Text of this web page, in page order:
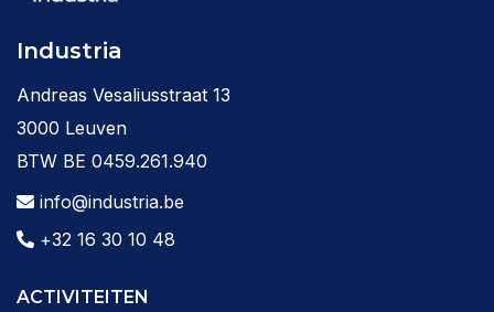
Industria
Andreas Vesaliusstraat 13
3000 Leuven
BTW BE 0459.261.940
info@industria.be
+32 16 30 10 48
ACTIVITEITEN